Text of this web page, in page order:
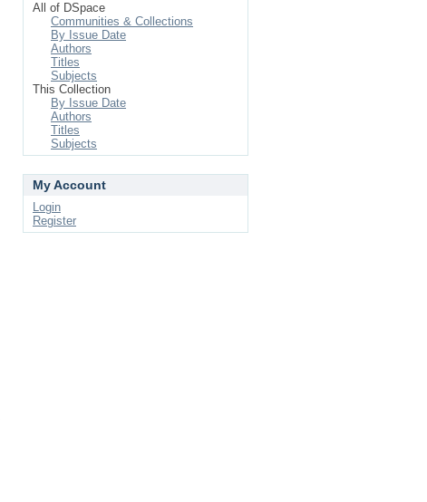
All of DSpace
Communities & Collections
By Issue Date
Authors
Titles
Subjects
This Collection
By Issue Date
Authors
Titles
Subjects
My Account
Login
Register